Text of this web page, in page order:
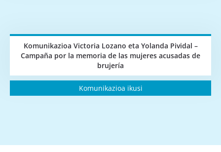
Komunikazioa Victoria Lozano eta Yolanda Pividal –
Campaña por la memoria de las mujeres acusadas de
brujería
Komunikazioa ikusi